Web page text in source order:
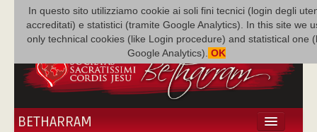
In questo sito utilizziamo cookie ai soli fini tecnici (login degli
accreditati) e statistici (tramite Google Analytics). In this site we
only technical cookies (like Login procedure) and statistical one
Google Analytics). OK
BETHARRAM